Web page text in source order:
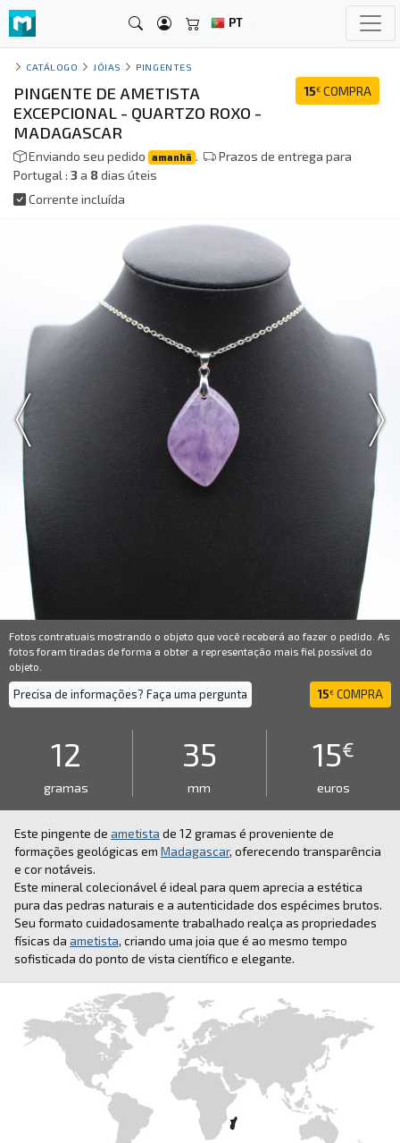
PT
CATÁLOGO JÓIAS PINGENTES
15€ COMPRA
PINGENTE DE AMETISTA
EXCEPCIONAL - QUARTZO ROXO -
MADAGASCAR
Enviando seu pedido amanhã .
Prazos de entrega para
Portugal : 3a 8dias úteis
Corrente incluída
Fotos contratuais mostrando o objeto que você receberá ao fazer o pedido. As
fotos foram tiradas de forma a obter a representação mais fiel possível do
objeto.
Precisa de informações? Faça uma pergunta 15€ COMPRA
12
gramas
35
mm
15€
euros
Este pingente de ametista de 12 gramas é proveniente de
formações geológicas em Madagascar, oferecendo transparência
e cor notáveis.
Este mineral colecionável é ideal para quem aprecia a estética
pura das pedras naturais e a autenticidade dos espécimes brutos.
Seu formato cuidadosamente trabalhado realça as propriedades
físicas da ametista, criando uma joia que é ao mesmo tempo
sofisticada do ponto de vista científico e elegante.